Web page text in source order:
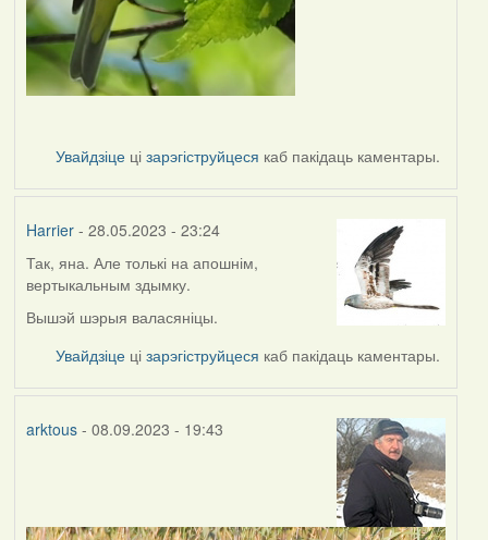
Увайдзіце цізарэгіструйцеся каб пакідаць каментары.
Harrier- 28.05.2023 - 23:24
Так, яна. Але толькі на апошнім,
вертыкальным здымку.
Вышэй шэрыя валасяніцы.
Увайдзіце цізарэгіструйцеся каб пакідаць каментары.
arktous- 08.09.2023 - 19:43